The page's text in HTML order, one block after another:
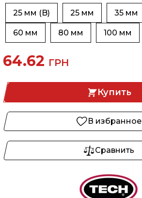
25 мм (B) 25 мм 35 мм
60 мм 80 мм 100 мм
64.62 ГРН
Купить
В избранное
Сравнить